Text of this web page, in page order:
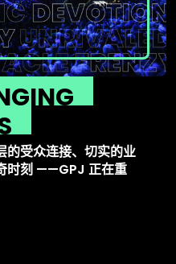
的受众连接、切实的业
时刻 ——GPJ 正在重